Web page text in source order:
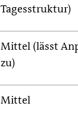
Tagesstruktur)
Mittel (lässt
zu)
Mittel